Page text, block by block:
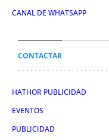
CANAL DE WHATSAPP
CONTACTAR
HATHOR PUBLICIDAD
EVENTOS
PUBLICIDAD